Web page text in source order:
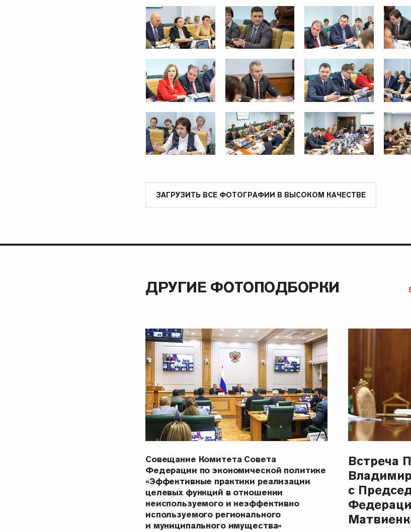
ЗАГРУЗИТЬ ВСЕ ФОТОГРАФИИ В ВЫСОКОМ КАЧЕСТВЕ
ДРУГИЕ ФОТОПОДБОРКИ
Совещание Комитета Совета
Федерации по экономической политике
«Эффективные практики реализации
целевых функций в отношении
неиспользуемого и неэффективно
используемого регионального
и муниципального имущества»
Встреча
с